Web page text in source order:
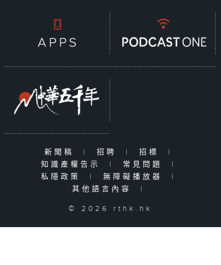
新聞稿 | 招聘 | 招標
|
知識產權告示
| 常見問題
|
私隱政策
| 無障礙播放器
|
其他語言內容
|
© 2026 rthk.hk